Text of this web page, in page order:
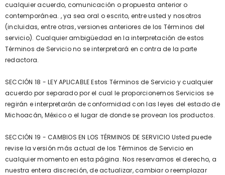
cualquier acuerdo, comunicación o propuesta anterior o
contemporánea. , ya sea oral o escrito, entre usted y nosotros
(incluidas, entre otras, versiones anteriores de los Términos del
servicio). Cualquier ambigüedad en la interpretación de estos
Términos de Servicio no se interpretará en contra de la parte
redactora.
SECCIÓN 18 - LEY APLICABLE Estos Términos de Servicio y cualquier
acuerdo por separado por el cual le proporcionemos Servicios se
regirán e interpretarán de conformidad con las leyes del estado de
Michoacán, México o el lugar de donde se provean los productos.
SECCIÓN 19 - CAMBIOS EN LOS TÉRMINOS DE SERVICIO Usted puede
revise la versión más actual de los Términos de Servicio en
cualquier momento en esta página. Nos reservamos el derecho, a
nuestra entera discreción, de actualizar, cambiar o reemplazar